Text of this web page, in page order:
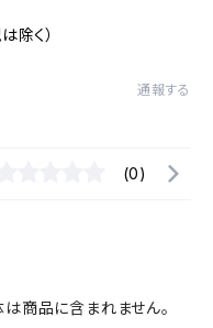
除く）
通報する
(0)
商品に含まれません。